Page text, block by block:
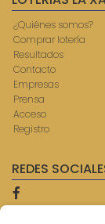
¿Quiénes somos?
Comprar lotería
Resultados
Contacto
Empresas
Prensa
Acceso
Registro
REDES